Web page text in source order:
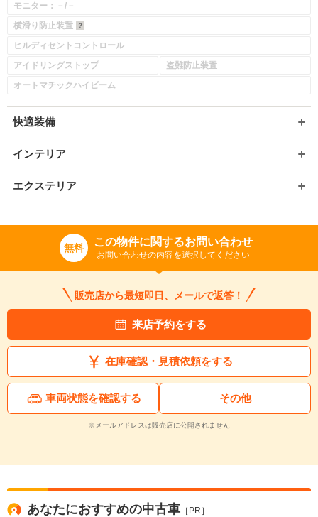
モニター：－/－
横滑り防止装置
ヒルディセントコントロール
アイドリングストップ
盗難防止装置
オートマチックハイビーム
快適装備
インテリア
エクステリア
無料 この物件に関するお問い合わせ
お問い合わせの内容を選択してください
販売店から最短即日、メールで返答！
来店予約をする
在庫確認・見積依頼をする
車両状態を確認する その他
※メールアドレスは販売店に公開されません
あなたにおすすめの中古車 ［PR］